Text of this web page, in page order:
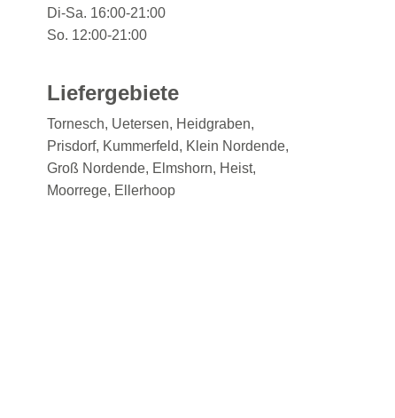
Di-Sa. 16:00-21:00
So. 12:00-21:00
Liefergebiete
Tornesch, Uetersen, Heidgraben,
Prisdorf, Kummerfeld, Klein Nordende,
Groß Nordende, Elmshorn, Heist,
Moorrege, Ellerhoop